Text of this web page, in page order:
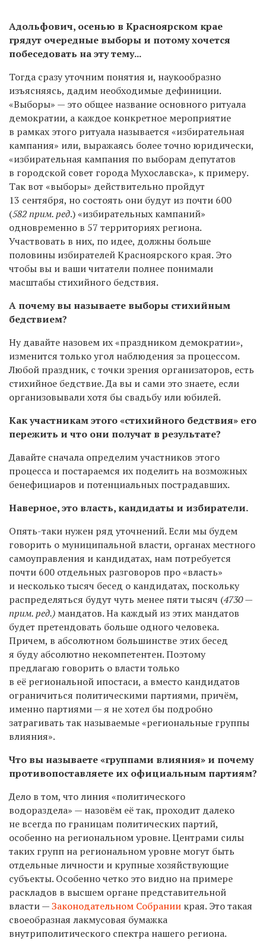
Адольфович, осенью в Красноярском крае
грядут очередные выборы и потому хочется
побеседовать на эту тему...
Тогда сразу уточним понятия и, наукообразно
изъясняясь, дадим необходимые дефиниции.
«Выборы» — это общее название основного ритуала
демократии, а каждое конкретное мероприятие
в рамках этого ритуала называется «избирательная
кампания» или, выражаясь более точно юридически,
«избирательная кампания по выборам депутатов
в городской совет города Мухославска», к примеру.
Так вот «выборы» действительно пройдут
13 сентября, но состоять они будут из почти 600
(582 прим. ред.) «избирательных кампаний»
одновременно в 57 территориях региона.
Участвовать в них, по идее, должны больше
половины избирателей Красноярского края. Это
чтобы вы и ваши читатели полнее понимали
масштабы стихийного бедствия.
А почему вы называете выборы стихийным
бедствием?
Ну давайте назовем их «праздником демократии»,
изменится только угол наблюдения за процессом.
Любой праздник, с точки зрения организаторов, есть
стихийное бедствие. Да вы и сами это знаете, если
организовывали хотя бы свадьбу или юбилей.
Как участникам этого «стихийного бедствия» его
пережить и что они получат в результате?
Давайте сначала определим участников этого
процесса и постараемся их поделить на возможных
бенефициаров и потенциальных пострадавших.
Наверное, это власть, кандидаты и избиратели.
Опять-таки нужен ряд уточнений. Если мы будем
говорить о муниципальной власти, органах местного
самоуправления и кандидатах, нам потребуется
почти 600 отдельных разговоров про «власть»
и несколько тысяч бесед о кандидатах, поскольку
распределяться будут чуть менее пяти тысяч (4730 —
прим. ред.) мандатов. На каждый из этих мандатов
будет претендовать больше одного человека.
Причем, в абсолютном большинстве этих бесед
я буду абсолютно некомпетентен. Поэтому
предлагаю говорить о власти только
в её региональной ипостаси, а вместо кандидатов
ограничиться политическими партиями, причём,
именно партиями — я не хотел бы подробно
затрагивать так называемые «региональные группы
влияния».
Что вы называете «группами влияния» и почему
противопоставляете их официальным партиям?
Дело в том, что линия «политического
водораздела» — назовём её так, проходит далеко
не всегда по границам политических партий,
особенно на региональном уровне. Центрами силы
таких групп на региональном уровне могут быть
отдельные личности и крупные хозяйствующие
субъекты. Особенно четко это видно на примере
раскладов в высшем органе представительной
власти —Законодательном Собрании края. Это такая
своеобразная лакмусовая бумажка
внутриполитического спектра нашего региона.